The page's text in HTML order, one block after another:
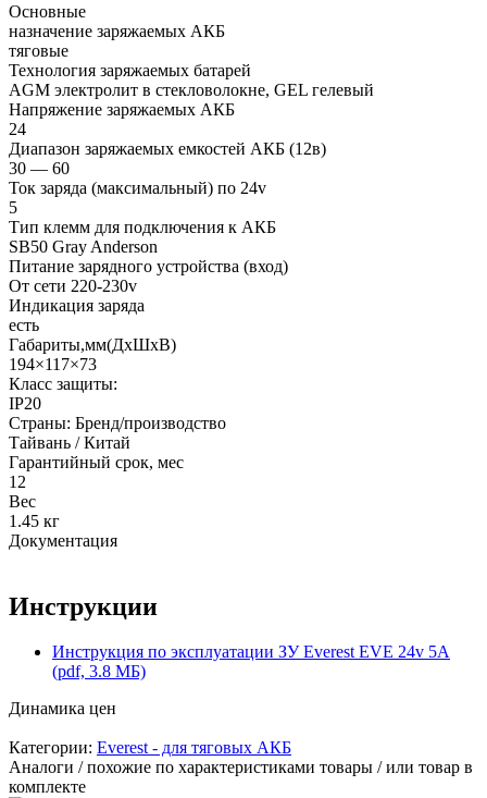
Основные
назначение заряжаемых АКБ
тяговые
Технология заряжаемых батарей
AGM электролит в стекловолокне, GEL гелевый
Напряжение заряжаемых АКБ
24
Диапазон заряжаемых емкостей АКБ (12в)
30 — 60
Ток заряда (максимальный) по 24v
5
Тип клемм для подключения к АКБ
SB50 Gray Anderson
Питание зарядного устройства (вход)
От сети 220-230v
Индикация заряда
есть
Габариты,мм(ДхШхВ)
194×117×73
Класс защиты:
IP20
Страны: Бренд/производство
Тайвань / Китай
Гарантийный срок, мес
12
Вес
1.45 кг
Документация
Инструкции
Инструкция по эксплуатации ЗУ Everest EVE 24v 5A
(pdf, 3.8 МБ)
Динамика цен
Категории: Everest - для тяговых АКБ
Аналоги / похожие по характеристиками товары / или товар в
комплекте